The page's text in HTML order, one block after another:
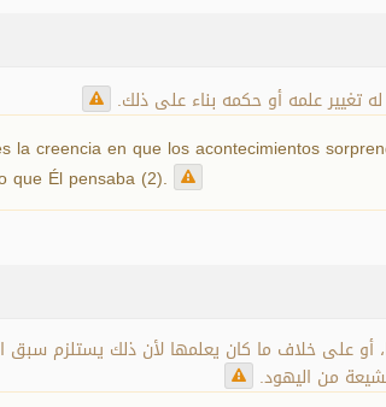
تغيير علمه أو حكمه بناء على ذلك.
la creencia en que los acontecimientos
que Él pensaba (2).
أو على خلاف ما كان يعلمها لأن ذلك يستلزم
من اليهود.